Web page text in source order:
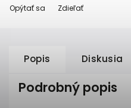
Opýtať sa Zdieľať
Popis Diskusia
Podrobný popis